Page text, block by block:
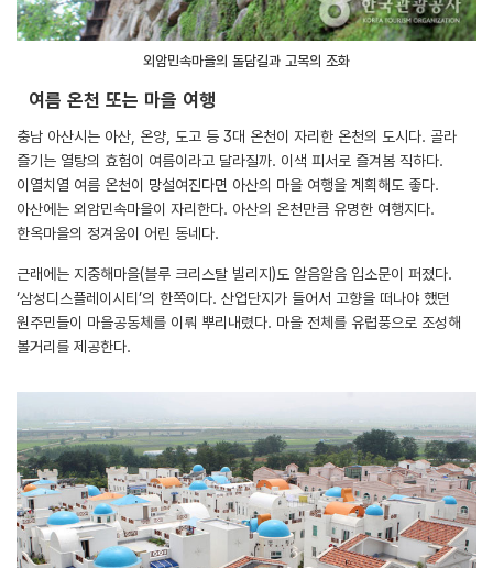
외암민속마을의 돌담길과 고목의 조화
여름 온천 또는 마을 여행
충남 아산시는 아산, 온양, 도고 등 3대 온천이 자리한 온천의 도시다. 골라
즐기는 열탕의 효험이 여름이라고 달라질까. 이색 피서로 즐겨봄 직하다.
이열치열 여름 온천이 망설여진다면 아산의 마을 여행을 계획해도 좋다.
아산에는 외암민속마을이 자리한다. 아산의 온천만큼 유명한 여행지다.
한옥마을의 정겨움이 어린 동네다.
근래에는 지중해마을(블루 크리스탈 빌리지)도 알음알음 입소문이 퍼졌다.
‘삼성디스플레이시티’의 한쪽이다. 산업단지가 들어서 고향을 떠나야 했던
원주민들이 마을공동체를 이뤄 뿌리내렸다. 마을 전체를 유럽풍으로 조성해
볼거리를 제공한다.